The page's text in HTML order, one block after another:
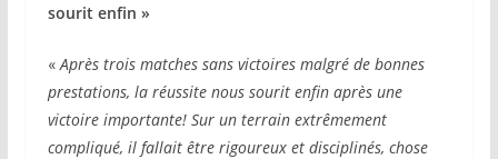
sourit enfin »
«Après trois matches sans victoires malgré de bonnes
prestations, la réussite nous sourit enfin après une
victoire importante! Sur un terrain extrêmement
compliqué, il fallait être rigoureux et disciplinés, chose